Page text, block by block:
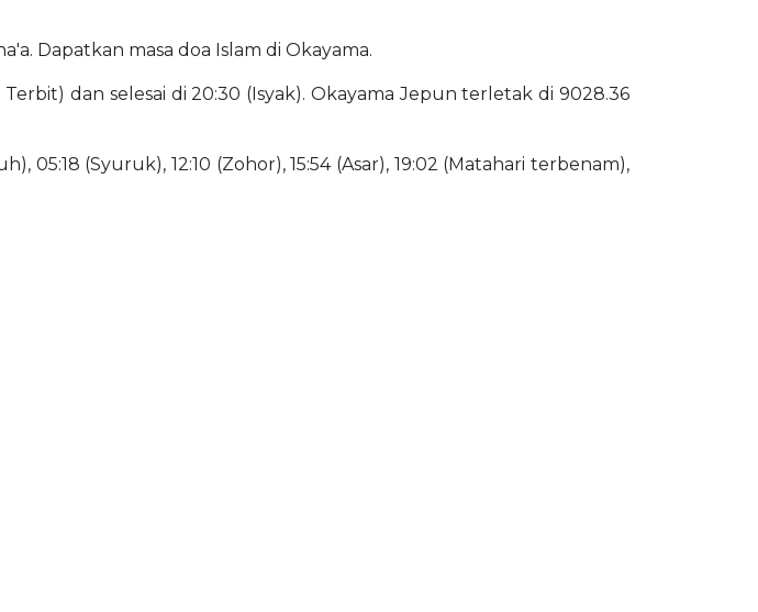
Dapatkan masa doa Islam di Okayama.
dan selesai di 20:30 (Isyak). Okayama Jepun terletak di 9028.36
05:18 (Syuruk), 12:10 (Zohor), 15:54 (Asar), 19:02 (Matahari terbenam),